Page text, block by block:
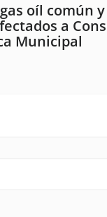
oíl común
a
Municipal